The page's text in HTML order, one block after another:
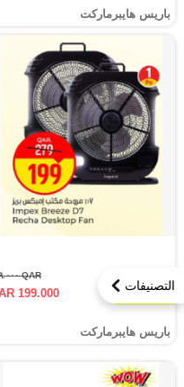
التصنيفات
باريس هايبرماركت
QAR ٢٧٩.٠٠٠
199.000
باريس هايبرماركت